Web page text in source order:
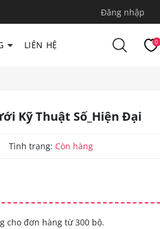
Đăng nhập
LIÊN HỆ 0
Kỹ Thuật Số_Hiện Đại
Tình trạng: Còn hàng
cho đơn hàng từ 300 bộ.